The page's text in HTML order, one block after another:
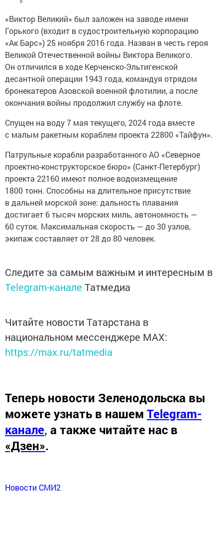
«Виктор Великий» был заложен на заводе имени
Горького (входит в судостроительную корпорацию
«Ак Барс») 25 ноября 2016 года. Назван в честь героя
Великой Отечественной войны Виктора Великого.
Он отличился в ходе Керченско-Эльтигенской
десантной операции 1943 года, командуя отрядом
бронекатеров Азовской военной флотилии, а после
окончания войны продолжил службу на флоте.
Спущен на воду 7 мая текущего, 2024 года вместе
с малым ракетным кораблем проекта 22800 «Тайфун».
Патрульные корабли разработанного АО «Северное
проектно-конструкторское бюро» (Санкт-Петербург)
проекта 22160 имеют полное водоизмещение
1800 тонн. Способны на длительное присутствие
в дальней морской зоне: дальность плавания
достигает 6 тысяч морских миль, автономность —
60 суток. Максимальная скорость — до 30 узлов,
экипаж составляет от 28 до 80 человек.
Следите за самым важным и интересным в
Telegram-канале Татмедиа
Читайте новости Татарстана в
национальном мессенджере MАХ:
https://max.ru/tatmedia
Теперь новости Зеленодольска вы
можете узнать в нашем Telegram-
канале, а также читайте нас в
«Дзен».
Новости СМИ2